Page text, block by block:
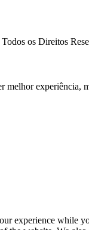
Todos os Direitos
melhor experiência,
experience while